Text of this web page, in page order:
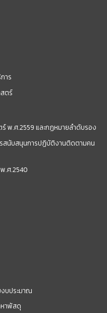
าร
ตร์
พ.ศ.2559 และกฏหมายลำดับรอง
สนับสนุนการปฏิบัติงานติดตามคน
.ศ.2540
งบประมาณ
าพัสดุ